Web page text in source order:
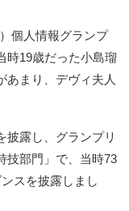
個人情報グランプ
時19歳だった小島瑠
あまり、デヴィ夫人
披露し、グランプリ
技部門」で、当時73
スを披露しまし